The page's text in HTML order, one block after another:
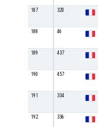
187 320
188 46
189 437
190 457
191 334
192 336